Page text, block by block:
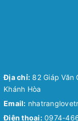
Địa chỉ: 82 Giáp Văn
Khánh Hòa
Email:
Điện thoại: 0974-